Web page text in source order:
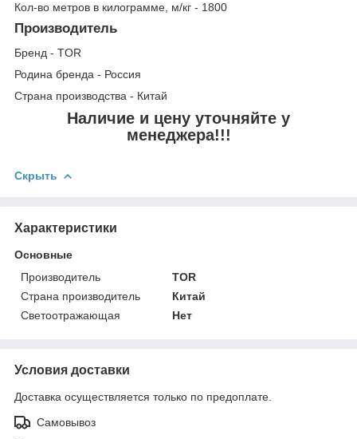
Кол-во метров в килограмме, м/кг - 1800
Производитель
Бренд - TOR
Родина бренда - Россия
Страна производства - Китай
Наличие и цену уточняйте у
менеджера!!!
Скрыть
Характеристики
Основные
Производитель
TOR
Страна производитель
Китай
Светоотражающая
Нет
Условия доставки
Доставка осуществляется только по предоплате.
Самовывоз